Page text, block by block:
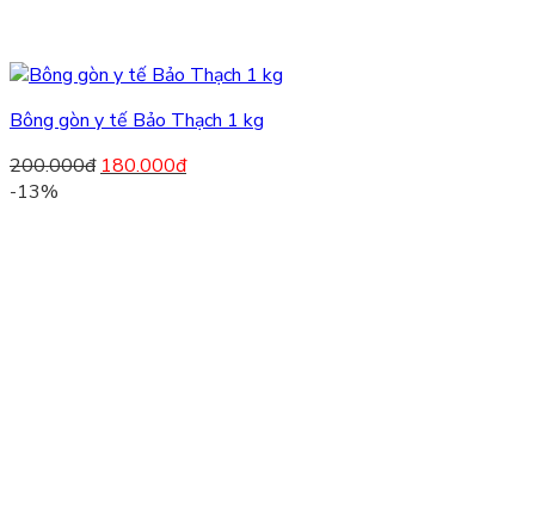
Bông gòn y tế Bảo Thạch 1 kg
200.000đ 180.000đ
-13%